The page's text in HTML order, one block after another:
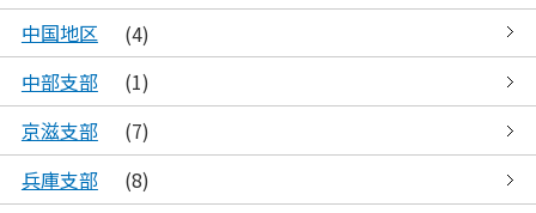
中国地区
(4)
中部支部
(1)
京滋支部
(7)
兵庫支部
(8)